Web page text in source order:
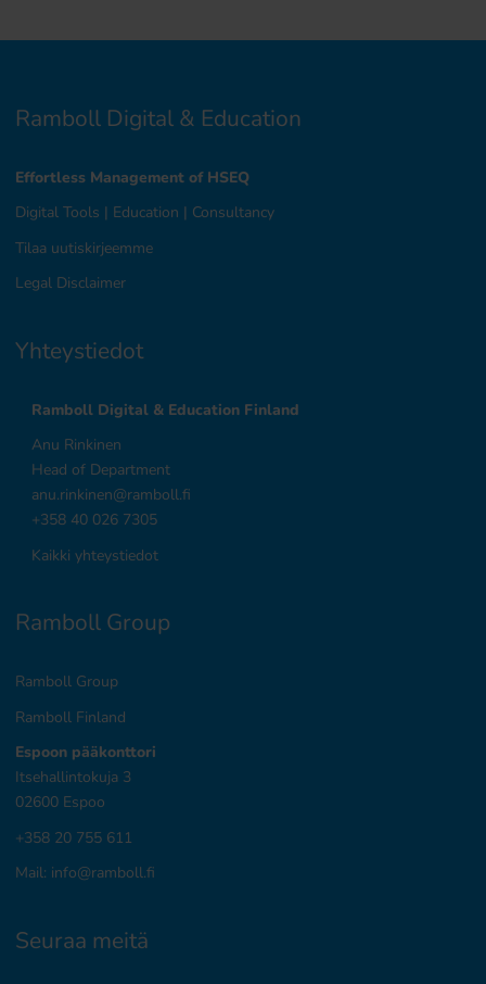
Ramboll Digital & Education
Effortless Management of HSEQ
Digital Tools | Education | Consultancy
Tilaa uutiskirjeemme
Legal Disclaimer
Yhteystiedot
Ramboll Digital & Education Finland
Anu Rinkinen
Head of Department
anu.rinkinen@ramboll.fi
+358 40 026 7305
Kaikki yhteystiedot
Ramboll Group
Ramboll Group
Ramboll Finland
Espoon pääkonttori
Itsehallintokuja 3
02600 Espoo
+358 20 755 611
Mail: info@ramboll.fi
Seuraa meitä